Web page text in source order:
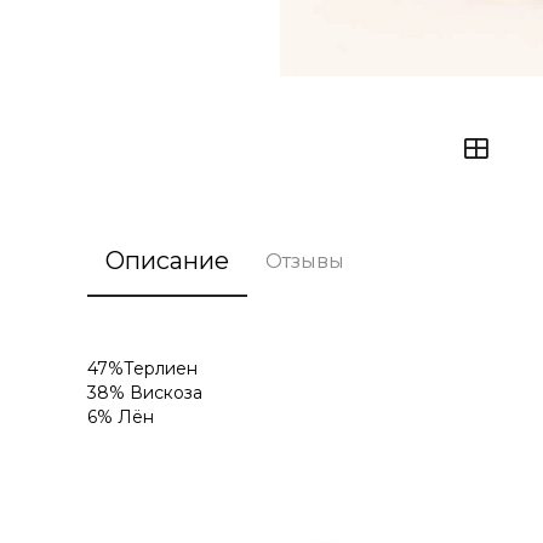
Описание Отзывы
47%Терлиен
38% Вискоза
6% Лён